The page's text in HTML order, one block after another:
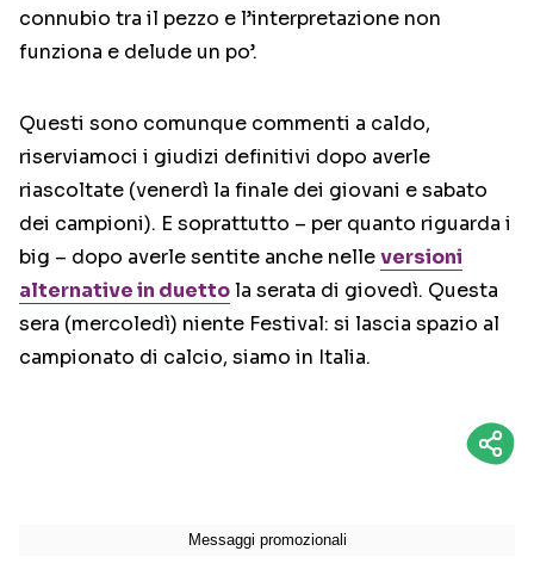
connubio tra il pezzo e l’interpretazione non
funziona e delude un po’.
Questi sono comunque commenti a caldo,
riserviamoci i giudizi definitivi dopo averle
riascoltate (venerdì la finale dei giovani e sabato
dei campioni). E soprattutto – per quanto riguarda i
big – dopo averle sentite anche nelleversioni
alternative in duettola serata di giovedì. Questa
sera (mercoledì) niente Festival: si lascia spazio al
campionato di calcio, siamo in Italia.